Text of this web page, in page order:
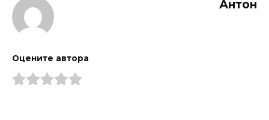
Антон
Оцените автора